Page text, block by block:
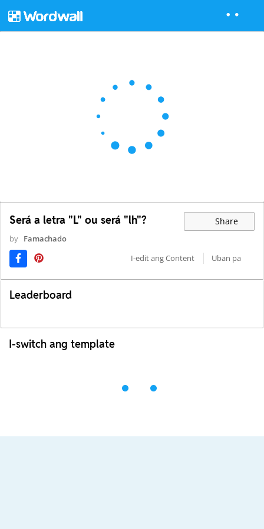
Será a letra "L" ou será "lh"? Share
by Famachado
I-edit ang Content
Uban pa
Leaderboard
I-switch ang template